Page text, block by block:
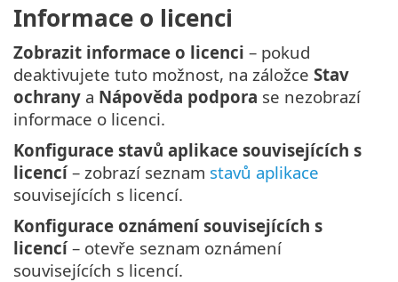
Informace o licenci
Zobrazit informace o licenci – pokud
deaktivujete tuto možnost, na záložce Stav
ochrany a Nápověda podpora se nezobrazí
informace o licenci.
Konfigurace stavů aplikace souvisejících s
licencí– zobrazí seznam stavů aplikace
souvisejících s licencí.
Konfigurace oznámení souvisejících s
licencí– otevře seznam oznámení
souvisejících s licencí.